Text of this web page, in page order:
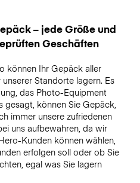
– jede Größe und
Geschäften
können Ihr Gepäck aller
Standorte lagern. Es
das Photo-Equipment
gesagt, können Sie Gepäck,
immer unsere zufriedenen
uns aufbewahren, da wir
Kunden können wählen,
erfolgen soll oder ob Sie
egal was Sie lagern